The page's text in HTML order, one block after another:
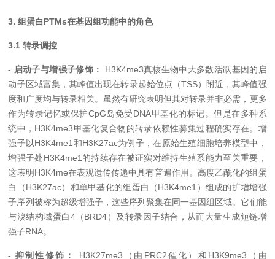
3. 组蛋白PTMs在基因组功能中的角色
3.1 转录调控
- 启动子与增强子修饰：
H3K4me3真核生物中大多数活跃基因的启
动子区域富集，其峰值出现在转录起始位点（TSS）附近，其峰值强
度和广度均与转录相关。虽然有研究表明但其对转录并非必需，更多
作为转录记忆或保护CpG岛免受DNA甲基化的标记。但是在多种系
统中，H3K4me3甲基化复合物的转录依赖性募集过程确实存在。增
强子以H3K4me1和H3K27ac为例子，在原始生殖细胞培养模型中，
增强子处H3K4me1的持续存在被证实对维持生殖系能力至关重要，
这表明H3K4me在表观遗传传递中具有普遍作用。高度乙酰化的组蛋
白（H3K27ac）和单甲基化的组蛋白（H3K4me1）组成的扩增增强
子序列被称为超级增强子，这些序列聚集在同一基因组区域。它们能
与溴结构域蛋白4（BRD4）及转录因子结合，从而大量生成短链增
强子RNA。
- 抑制性修饰： H3K27me3（由PRC2催化）和H3K9me3（由